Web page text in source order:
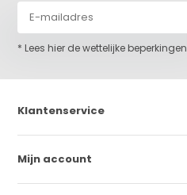
* Lees hier de wettelijke beperkingen
Klantenservice
Mijn account